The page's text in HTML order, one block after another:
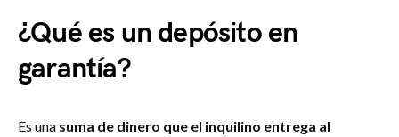
¿Qué es un depósito en
garantía?
Es una suma de dinero que el inquilino entrega al